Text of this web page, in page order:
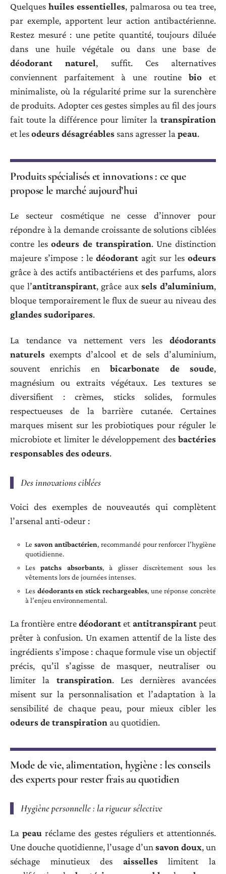
Quelqueshuiles essentielles, palmarosa ou tea tree,
par exemple, apportent leur action antibactérienne.
Restez mesuré : une petite quantité, toujours diluée
dans une huile végétale ou dans une base de
déodorant naturel, suffit. Ces alternatives
conviennent parfaitement à une routine bio et
minimaliste, où la régularité prime sur la surenchère
de produits. Adopter ces gestes simples au fil des jours
fait toute la différence pour limiter la transpiration
et lesodeurs désagréables sans agresser la peau.
Produits spécialisés et innovations : ce que
propose le marché aujourd’hui
Le secteur cosmétique ne cesse d’innover pour
répondre à la demande croissante de solutions ciblées
contre lesodeurs de transpiration. Une distinction
majeure s’impose : le déodorant agit sur les odeurs
grâce à des actifs antibactériens et des parfums, alors
que l’antitranspirant, grâce auxsels d’aluminium,
bloque temporairement le flux de sueur au niveau des
glandes sudoripares.
La tendance va nettement vers les déodorants
naturels exempts d’alcool et de sels d’aluminium,
souvent enrichis enbicarbonate de soude,
magnésium ou extraits végétaux. Les textures se
diversifient : crèmes, sticks solides, formules
respectueuses de la barrière cutanée. Certaines
marques misent sur les probiotiques pour réguler le
microbiote et limiter le développement des bactéries
responsables des odeurs.
Des innovations ciblées
Voici des exemples de nouveautés qui complètent
l’arsenal anti-odeur :
Le savon antibactérien, recommandé pour renforcer l’hygiène
quotidienne.
Lespatchs absorbants, à glisser discrètement sous les
vêtements lors de journées intenses.
Les déodorants en stick rechargeables, une réponse concrète
à l’enjeu environnemental.
La frontière entredéodorantetantitranspirantpeut
prêter à confusion. Un examen attentif de la liste des
ingrédients s’impose : chaque formule vise un objectif
précis, qu’il s’agisse de masquer, neutraliser ou
limiter la transpiration. Les dernières avancées
misent sur la personnalisation et l’adaptation à la
sensibilité de chaque peau, pour mieux cibler les
odeurs de transpiration au quotidien.
Mode de vie, alimentation, hygiène : les conseils
des experts pour rester frais au quotidien
Hygiène personnelle : la rigueur sélective
Lapeau réclame des gestes réguliers et attentionnés.
Une douche quotidienne, l’usage d’un savon doux, un
séchage minutieux des aisselleslimitent la